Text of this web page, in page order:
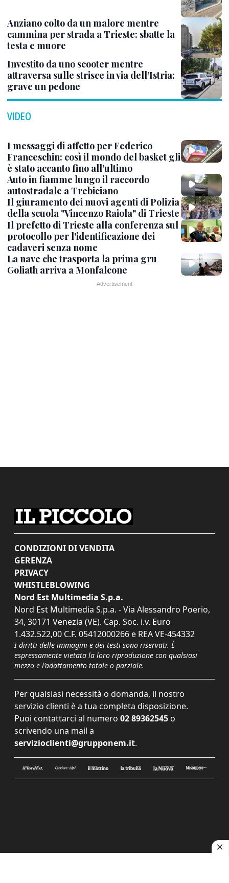
Anziano colto da un malore mentre
cammina per strada a Trieste: sbatte la
testa e muore
Investito da uno scooter mentre
attraversa sulle strisce in via dell’Istria:
grave un pedone
VIDEO
I messaggi di affetto per Federico
Franceschin: così il mondo del basket gli
è stato accanto fino all’ultimo
Auto in fiamme lungo il raccordo
autostradale a Trebiciano
Il giuramento dei nuovi agenti di Polizia
della scuola "Vincenzo Raiola" di Trieste
Il prefetto di Trieste alla conferenza sul
protocollo per l'identificazione dei
cadaveri senza nome
La nave che trasporta la prima gru
Goliath arriva a Monfalcone
CONDIZIONI DI VENDITA
GERENZA
PRIVACY
WHISTLEBLOWING
Nord Est Multimedia S.p.a.
Nord Est Multimedia S.p.a. - Via Alessandro Poerio,
34, 30171 Venezia (VE). Cap. Soc. i.v. Euro
1.432.522,00 C.F. 05412000266 e REA VE-454332
I diritti delle immagini e dei testi sono riservati. È
espressamente vietata la loro riproduzione con qualsiasi
mezzo e l'adattamento totale o parziale.
Per qualsiasi necessità o domanda, il nostro
servizio clienti è a tua completa disposizione.
Puoi contattarci al numero 02 89362545 o
scrivendo una mail a
servizioclienti@grupponem.it.